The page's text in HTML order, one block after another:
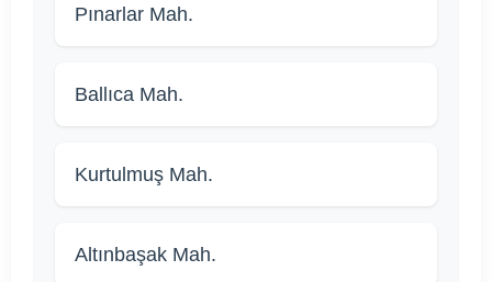
Pınarlar Mah.
Ballıca Mah.
Kurtulmuş Mah.
Altınbaşak Mah.